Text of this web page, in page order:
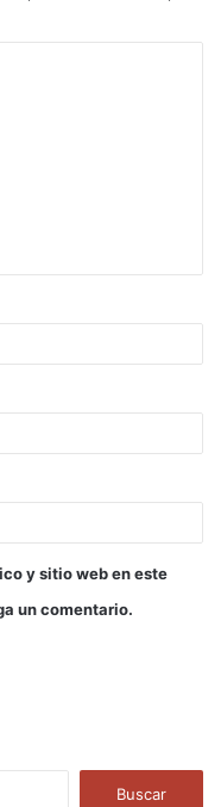
y sitio web en este
un comentario.